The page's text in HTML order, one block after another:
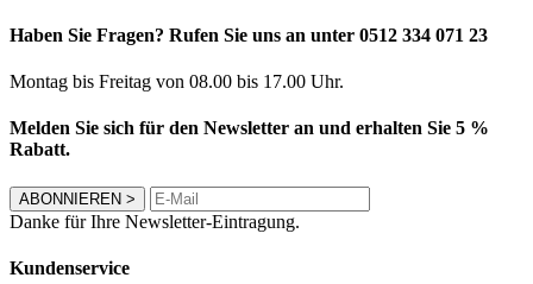
Haben Sie Fragen? Rufen Sie uns an unter 0512 334 071 23
Montag bis Freitag von 08.00 bis 17.00 Uhr.
Melden Sie sich für den Newsletter an und erhalten Sie 5 %
Rabatt.
ABONNIEREN >
Danke für Ihre Newsletter-Eintragung.
Kundenservice